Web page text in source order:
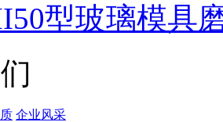
型玻璃模具
企业风采